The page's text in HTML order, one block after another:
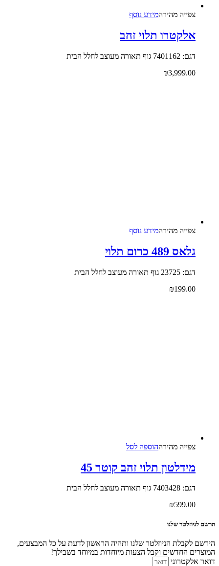
צפייה‬ ‫מהירה‬מידע נוסף
אלקטרו תלוי זהב
דגם: 7401162 גוף תאורה מעוצב לחלל הבית
₪3,999.00
צפייה‬ ‫מהירה‬מידע נוסף
גלאס 489 כרום תלוי
דגם: 23725 גוף תאורה מעוצב לחלל הבית
₪199.00
צפייה‬ ‫מהירה‬הוספה לסל
מידלטון תלוי זהב קוטר 45
דגם: 7403428 גוף תאורה מעוצב לחלל הבית
₪599.00
הרשם לניוזלטר שלנו
הירשם לקבלת הניוזלטר שלנו ותהיה הראשון לדעת על כל המבצעים,
המוצרים החדשים וקבל הצעות מיוחדות במיוחד בשבילך!
דואר אלקטרוני